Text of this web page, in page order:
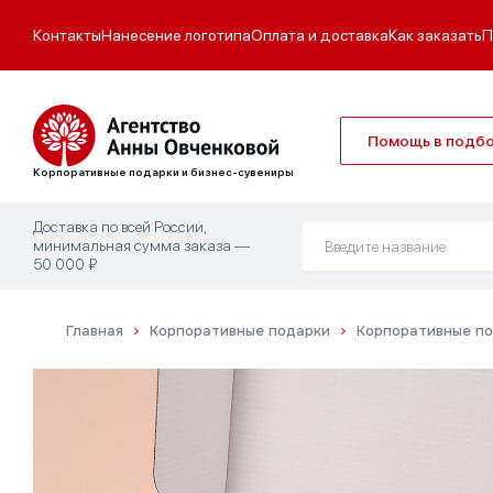
КонтактыНанесение логотипаОплата и доставкаКак заказать
Корпоративные подарки и бизнес-сувениры
Помощь в
Доставка по всей России,
минимальная сумма заказа —
50 000 ₽
Главная Корпоративные подарки Корпоративные